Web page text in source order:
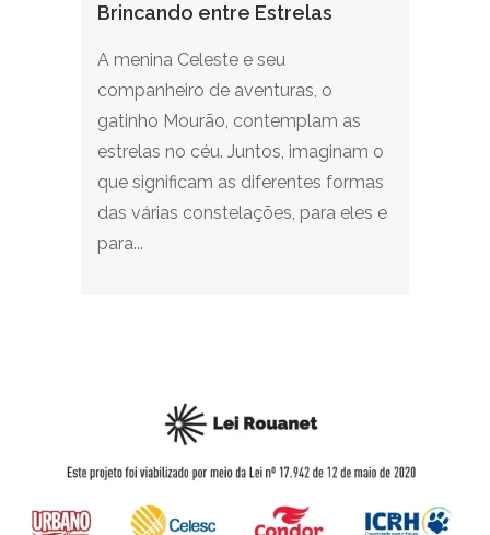
Brincando entre Estrelas
A menina Celeste e seu
companheiro de aventuras, o
gatinho Mourão, contemplam as
estrelas no céu. Juntos, imaginam o
que significam as diferentes formas
das várias constelações, para eles e
para...